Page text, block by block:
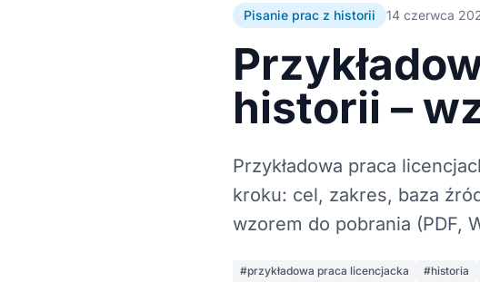
Pisanie prac z historii 14 czerwca
historii –
Przykładowa praca
kroku: cel, zakres, baza
wzorem do pobrania (PDF,
#przykładowa praca licencjacka #historia